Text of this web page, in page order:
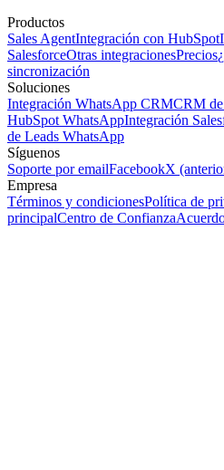
Productos
Sales AgentIntegración con HubSpot
SalesforceOtras integracionesPrecios
sincronización
Soluciones
Integración WhatsApp CRMCRM
HubSpot WhatsAppIntegración
de Leads WhatsApp
Síguenos
Soporte por emailFacebookX
Empresa
Términos y condicionesPolítica de
principalCentro de Confianza